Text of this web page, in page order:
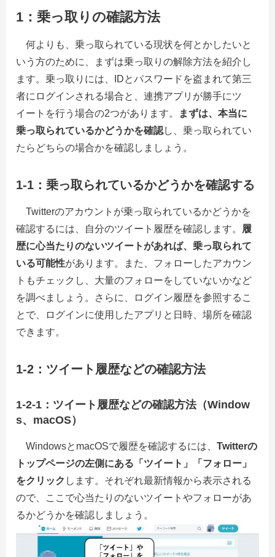
1：乗っ取りの確認方法
何よりも、乗っ取られている現状を何とかしたいと
いう方のために、まずは乗っ取りの解除方法を紹介し
ます。乗っ取りには、IDとパスワードを盗まれて第三
者にログインされる場合と、連携アプリが勝手にツ
イートを行う場合の2つがあります。
まずは、本当に
乗っ取られているかどうかを確認し、乗っ取られてい
たらどちらの場合かを確認しましょう。
1-1：乗っ取られているかどうかを確認する
Twitterのアカウントが乗っ取られているかどうかを
確認するには、自分のツイート履歴を確認します。
履
歴に心当たりのないツイートがあれば、乗っ取られて
いる可能性があります。また、フォローしたアカウン
トもチェックし、大量のフォローをしていないかなど
を調べましょう。さらに、ログイン履歴を参照するこ
とで、ログインに使用したアプリと日時、場所を確認
できます。
1-2：ツイート履歴などの確認方法
1-2-1：ツイート履歴などの確認方法（Window
s、macOS）
WindowsとmacOSで履歴を確認するには、 Twitterの
トップページの左側にある「ツイート」「フォロー」
をクリック します。それぞれ最新情報から表示される
ので、ここで心当たりのないツイートやフォローがあ
るかどうかを確認しましょう。